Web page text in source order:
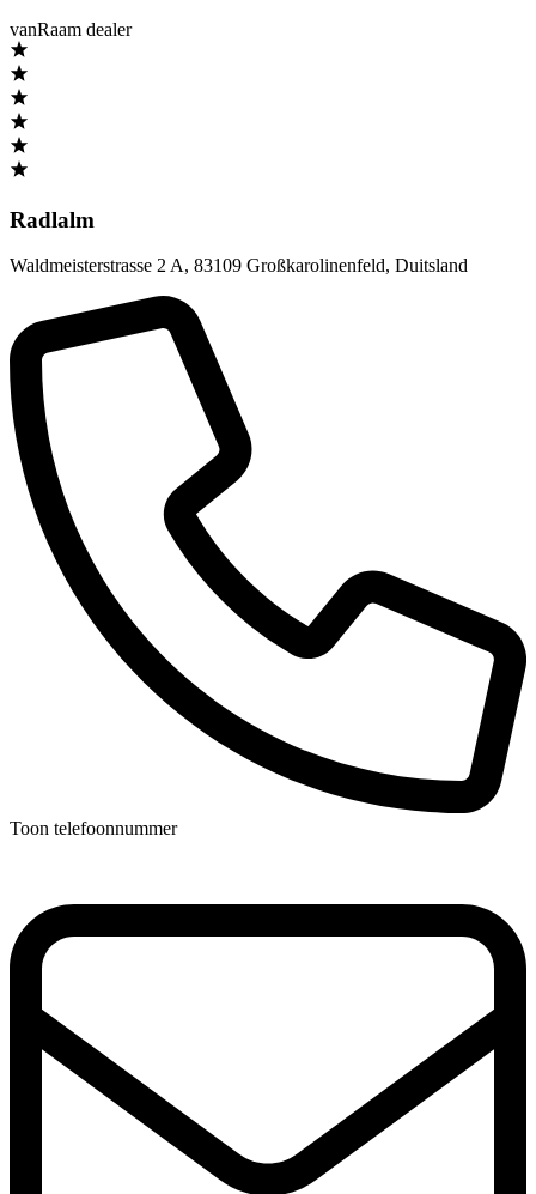
vanRaam dealer
Radlalm
Waldmeisterstrasse 2 A, 83109 Großkarolinenfeld, Duitsland
Toon telefoonnummer